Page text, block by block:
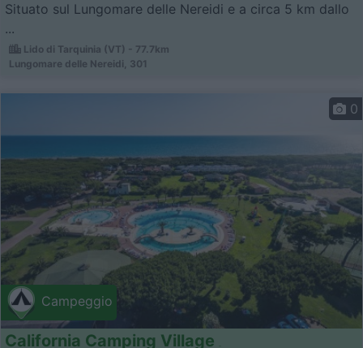
Situato sul Lungomare delle Nereidi e a circa 5 km dallo
...
Lido di Tarquinia (VT) - 77.7km
Lungomare delle Nereidi, 301
Campeggio
0
California Camping Village